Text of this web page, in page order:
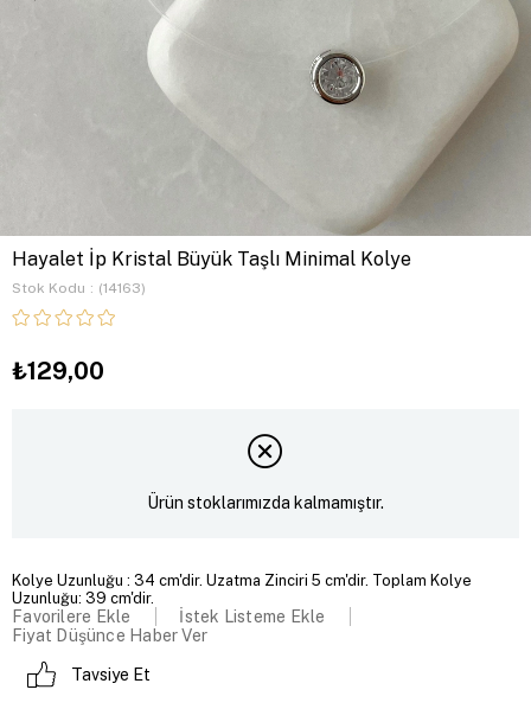
Hayalet İp Kristal Büyük Taşlı Minimal Kolye
Stok Kodu (14163)
₺129,00
Ürün stoklarımızda kalmamıştır.
Kolye Uzunluğu : 34 cm'dir. Uzatma Zinciri 5 cm'dir. Toplam Kolye
Uzunluğu: 39 cm'dir.
Favorilere Ekle
İstek Listeme Ekle
Fiyat Düşünce Haber Ver
Tavsiye Et